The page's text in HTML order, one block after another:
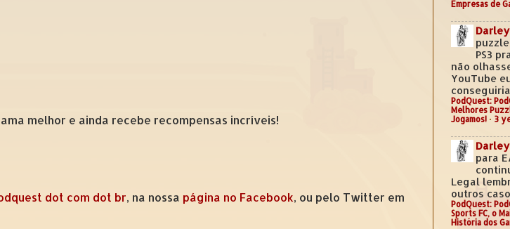
melhor e ainda recebe recompensas incríveis!
dot com dot br, na nossa página no Facebook, ou pelo Twitter em
Empresas de
PS3
não
YouTube
PodQuest:
Melhores
Jogamos! · 3
para
Legal
outros
PodQuest:
Sports FC, o
História dos